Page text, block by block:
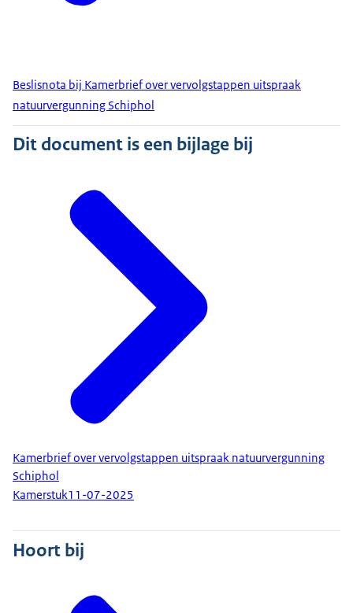
Beslisnota bij Kamerbrief over vervolgstappen uitspraak
natuurvergunning Schiphol
Dit document is een bijlage bij
Kamerbrief over vervolgstappen uitspraak natuurvergunning
Schiphol
Kamerstuk11-07-2025
Hoort bij